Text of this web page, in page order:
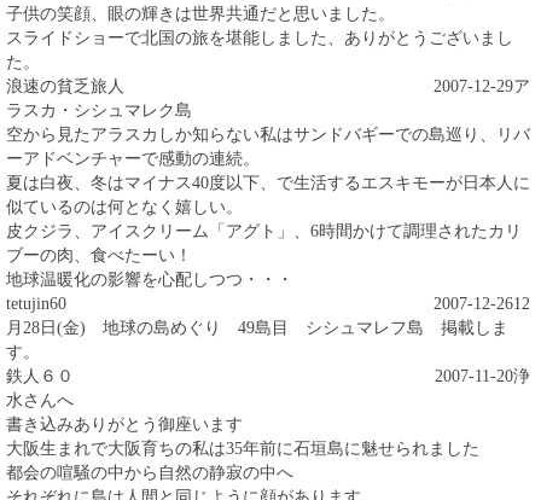
子供の笑顔、眼の輝きは世界共通だと思いました。
スライドショーで北国の旅を堪能しました、ありがとうございまし
た。
浪速の貧乏旅人
2007-12-29ア
ラスカ・シシュマレク島
空から見たアラスカしか知らない私はサンドバギーでの島巡り、リバ
ーアドベンチャーで感動の連続。
夏は白夜、冬はマイナス40度以下、で生活するエスキモーが日本人に
似ているのは何となく嬉しい。
皮クジラ、アイスクリーム「アグト」、6時間かけて調理されたカリ
ブーの肉、食べたーい！
地球温暖化の影響を心配しつつ・・・
tetujin60
2007-12-2612
月28日(金) 地球の島めぐり 49島目 シシュマレフ島 掲載しま
す。
鉄人６０
2007-11-20浄
水さんへ
書き込みありがとう御座います
大阪生まれで大阪育ちの私は35年前に石垣島に魅せられました
都会の喧騒の中から自然の静寂の中へ